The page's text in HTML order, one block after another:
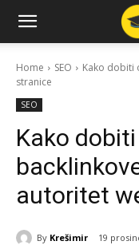
Home SEO
Kako dobiti
stranice
SEO
Kako
autoritet
By Krešimir 19